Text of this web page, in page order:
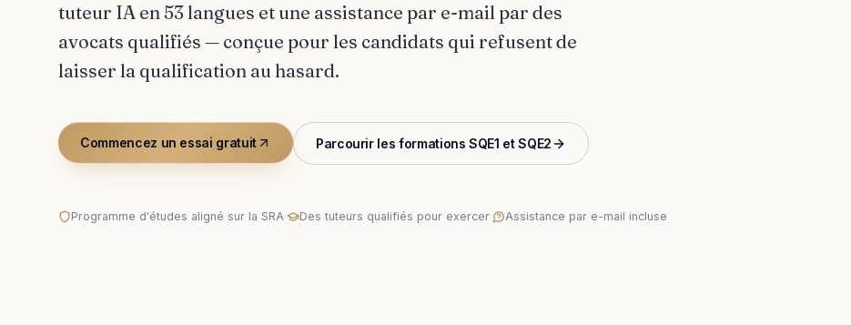
tuteur IA en 53 langues et une assistance par e-mail par des
avocats qualifiés — conçue pour les candidats qui refusent de
laisser la qualification au hasard.
Commencez un essai gratuit Parcourir les formations SQE1 et SQE2
Programme d'études aligné sur la SRA· Des tuteurs qualifiés pour exercer· Assistance par e-mail incluse